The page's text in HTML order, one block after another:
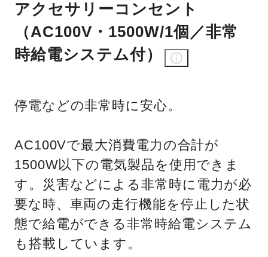
アクセサリーコンセント
（AC100V・1500W/1個／非常
時給電システム付）
停電などの非常時に安心。
AC100Vで最大消費電力の合計が
1500W以下の電気製品を使用できま
す。災害などによる非常時に電力が必
要な時、車両の走行機能を停止した状
態で給電ができる非常時給電システム
も搭載しています。